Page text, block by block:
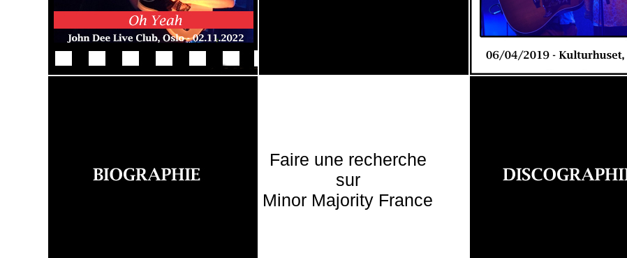
Faire une recherche
sur
Minor Majority France